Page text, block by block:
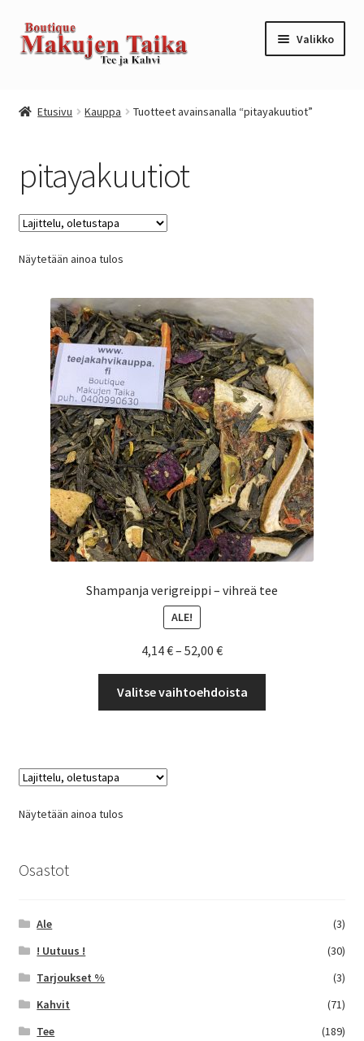
Siirry
navigointiin
Siirry
sisältöön
Valikko
Kassa
Kauppa
Oma tili
Ostoskori
Tilaus- ja sopimusehdot
Yrityksille
Etusivu Kauppa Tuotteet avainsanalla “pitayakuutiot”
pitayakuutiot
Näytetään ainoa tulos
Shampanja verigreippi – vihreä tee
ALE!
4,14€– 52,00 €Hintaluokka:
4,14 €
-
52,00 €
Valitse vaihtoehdoista
Näytetään ainoa tulos
Osastot
Ale
(3)
! Uutuus !
(30)
Tarjoukset %
(3)
Kahvit
(71)
Tee
(189)